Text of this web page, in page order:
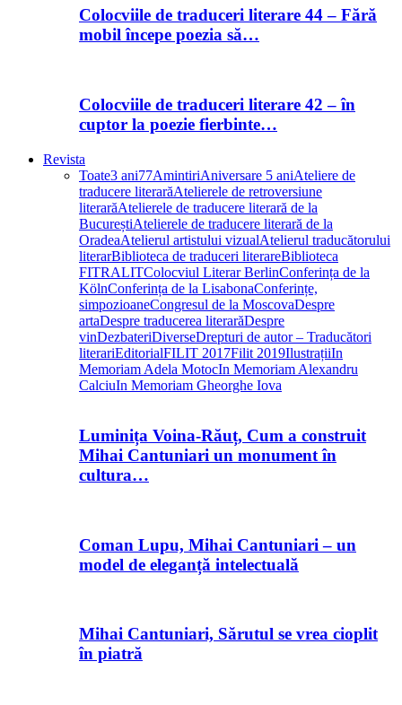
Colocviile de traduceri literare 44 – Fără
mobil începe poezia să…
Colocviile de traduceri literare 42 – în
cuptor la poezie fierbinte…
Revista
Toate3 ani77AmintiriAniversare 5 aniAteliere de
traducere literarăAtelierele de retroversiune
literarăAtelierele de traducere literară de la
BucureștiAtelierele de traducere literară de la
OradeaAtelierul artistului vizualAtelierul traducătorului
literarBiblioteca de traduceri literareBiblioteca
FITRALITColocviul Literar BerlinConferința de la
KölnConferința de la LisabonaConferințe,
simpozioaneCongresul de la MoscovaDespre
artaDespre traducerea literarăDespre
vinDezbateriDiverseDrepturi de autor – Traducători
literariEditorialFILIT 2017Filit 2019IlustrațiiIn
Memoriam Adela MotocIn Memoriam Alexandru
CalciuIn Memoriam Gheorghe Iova
Luminița Voina-Răuț, Cum a construit
Mihai Cantuniari un monument în
cultura…
Coman Lupu, Mihai Cantuniari – un
model de eleganță intelectuală
Mihai Cantuniari, Sărutul se vrea cioplit
în piatră